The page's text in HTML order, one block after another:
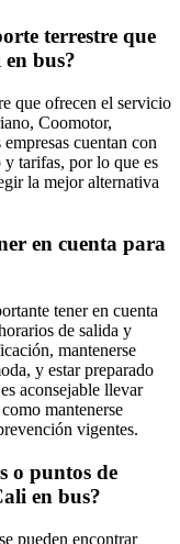
terrestre que
bus?
que ofrecen el servicio
Coomotor,
cuentan con
tarifas, por lo que es
la mejor alternativa
en cuenta para
tener en cuenta
de salida y
mantenerse
y estar preparado
aconsejable llevar
mantenerse
vigentes.
o puntos de
en bus?
pueden encontrar